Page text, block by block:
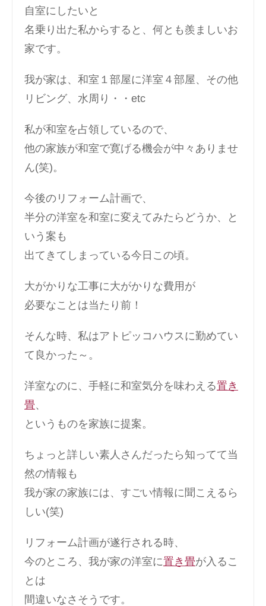
自室にしたいと
名乗り出た私からすると、何とも羨ましいお
家です。
我が家は、和室１部屋に洋室４部屋、その他
リビング、水周り・・etc
私が和室を占領しているので、
他の家族が和室で寛げる機会が中々ありませ
ん(笑)。
今後のリフォーム計画で、
半分の洋室を和室に変えてみたらどうか、と
いう案も
出てきてしまっている今日この頃。
大がかりな工事に大がかりな費用が
必要なことは当たり前！
そんな時、私はアトピッコハウスに勤めてい
て良かった～。
洋室なのに、手軽に和室気分を味わえる置き
畳、
というものを家族に提案。
ちょっと詳しい素人さんだったら知ってて当
然の情報も
我が家の家族には、すごい情報に聞こえるら
しい(笑)
リフォーム計画が遂行される時、
今のところ、我が家の洋室に置き畳が入るこ
とは
間違いなさそうです。